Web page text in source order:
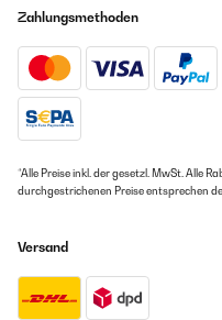
geantwortet hat) habe wurde
neuen schwarzen Bandes
nächsten Tagen ankommen.
Kaufempfehlung.
Amazon-Benutzer
die teureren Bänder kaufe, da
gibt. Ich bin dann zu dem
vorgeht und wenn man das
minimieren kann, indem man
habe also das Set mit allen
Zahlungsmethoden
*Alle Preise inkl. der gesetzl. MwSt. Alle
durchgestrichenen Preise entsprechen
Versand